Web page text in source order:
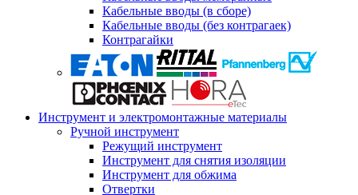
Кабельные вводы (в сборе)
Кабельные вводы (без контрагаек)
Контрагайки
Инструмент и электромонтажные материалы
Ручной инструмент
Режущий инструмент
Инструмент для снятия изоляции
Инструмент для обжима
Отвертки